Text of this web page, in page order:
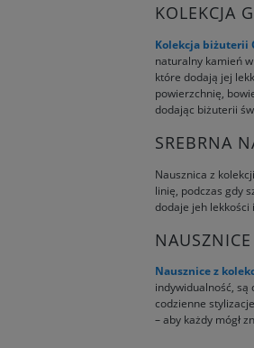
KOLEKCJA
Kolekcja biżuterii
naturalny kamień
które dodają jej
powierzchnię,
dodając biżuterii
SREBRNA
Nausznica z
linię, podczas gdy
dodaje jeh lekkości
Nausznice z
indywidualność, są
codzienne
– aby każdy mógł